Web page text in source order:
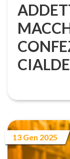
13 Gen 2025